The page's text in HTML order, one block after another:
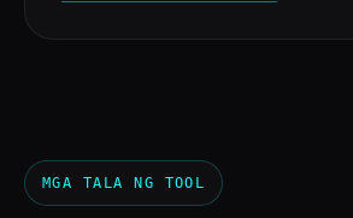
MGA TALA NG TOOL